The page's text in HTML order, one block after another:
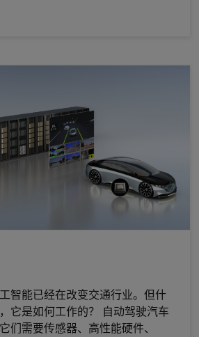
智能已经在改变交通行业。但什
它是如何工作的？ 自动驾驶汽车
们需要传感器、高性能硬件、